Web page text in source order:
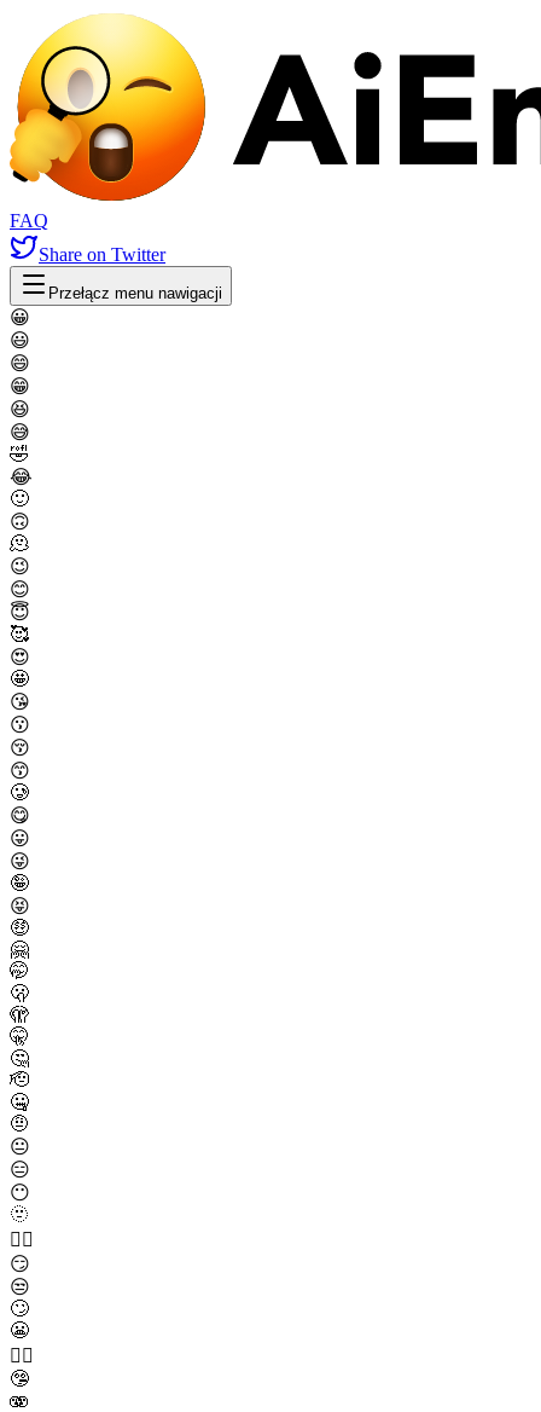
FAQ
Share on Twitter
Przełącz menu nawigacji
😀
😃
😄
😁
😆
😅
🤣
😂
🙂
🙃
🫠
😉
😊
😇
🥰
😍
🤩
😘
😗
😚
😙
🥲
😋
😛
😜
🤪
😝
🤑
🤗
🤭
🫢
🫣
🤫
🤔
🫡
🤐
🤨
😐
😑
😶
🫥
😶‍🌫️
😏
😒
🙄
😬
😮‍💨
🤥
🫨